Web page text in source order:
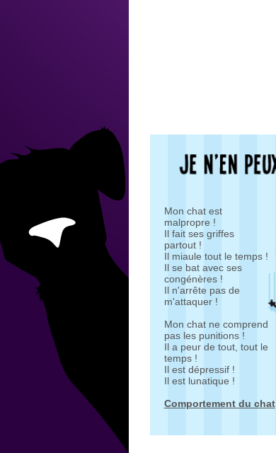
Mon chat est
malpropre !
Il fait ses griffes
partout !
Il miaule tout le temps !
Il se bat avec ses
congénères !
Il n'arrête pas de
m'attaquer !
Mon chat ne comprend
pas les punitions !
Il a peur de tout, tout le
temps !
Il est dépressif !
Il est lunatique !
Comportement du chat